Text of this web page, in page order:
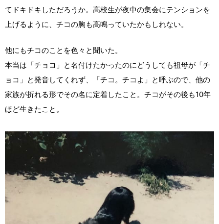
てドキドキしただろうか。高校生が夜中の集会にテンションを
上げるように、チコの胸も高鳴っていたかもしれない。
他にもチコのことを色々と聞いた。
本当は「チョコ」と名付けたかったのにどうしても祖母が「チ
ョコ」と発音してくれず、「チコ。チコよ」と呼ぶので、他の
家族が折れる形でその名に定着したこと。チコがその後も10年
ほど生きたこと。